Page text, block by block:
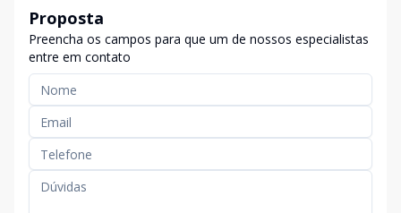
Proposta
Preencha os campos para que um de nossos especialistas
entre em contato